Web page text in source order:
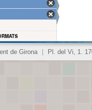
de Girona Pl. del Vi, 1.